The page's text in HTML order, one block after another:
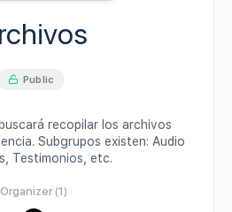
Public
recopilar los archivos
Subgrupos existen: Audio
Testimonios, etc.
Organizer (1)